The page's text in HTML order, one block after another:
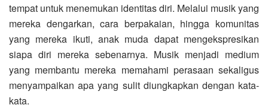
tempat untuk menemukan identitas diri. Melalui musik yang
mereka dengarkan, cara berpakaian, hingga komunitas
yang mereka ikuti, anak muda dapat mengekspresikan
siapa diri mereka sebenarnya. Musik menjadi medium
yang membantu mereka memahami perasaan sekaligus
menyampaikan apa yang sulit diungkapkan dengan kata-
kata.